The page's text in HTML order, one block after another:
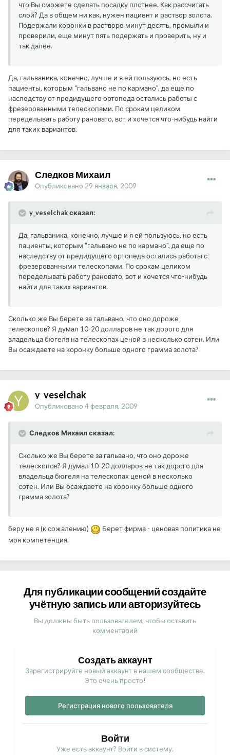
что Вы сможете сделать посадку плотнее. Как рассчитать
слой? Да в общем ни как, нужен пациент и раствор золота.
Подержали коронки в растворе минут десять, промыли и
проверили, еще минут пять подержать и проверить, ну и
так далее.
Да, гальваника, конечно, лучше и я ей пользуюсь, но есть
пациенты, которым "гальвано не по кармано", да еще по
наследству от предидущего ортопеда остались работы с
фрезерованными телескопами. По срокам целиком
переделывать работу рановато, вот и хочется что-нибудь найти
для таких вариантов.
Следков Михаил
Опубликовано 29 января, 2009
y_veselchak сказал:
Да, гальваника, конечно, лучше и я ей пользуюсь, но есть
пациенты, которым "гальвано не по кармано", да еще по
наследству от предидущего ортопеда остались работы с
фрезерованными телескопами. По срокам целиком
переделывать работу рановато, вот и хочется что-нибудь
найти для таких вариантов.
Сколько же Вы берете за гальвано, что оно дороже
телескопов? Я думал 10-20 долларов не так дорого для
владельца бюгеля на телескопах ценой в несколько сотен. Или
Вы осаждаете на коронку больше одного грамма золота?
y_veselchak
Опубликовано 4 февраля, 2009
Следков Михаил сказал:
Сколько же Вы берете за гальвано, что оно дороже
телескопов? Я думал 10-20 долларов не так дорого для
владельца бюгеля на телескопах ценой в несколько
сотен. Или Вы осаждаете на коронку больше одного
грамма золота?
беру не я (к сожалению)
Берет фирма - ценовая политика не
моя компетенция.
Для публикации сообщений создайте
учётную запись или авторизуйтесь
Вы должны быть пользователем, чтобы оставить
комментарий
Создать аккаунт
Зарегистрируйте новый аккаунт в нашем сообществе.
Это очень просто!
Регистрация нового пользователя
Войти
Уже есть аккаунт? Войти в систему.